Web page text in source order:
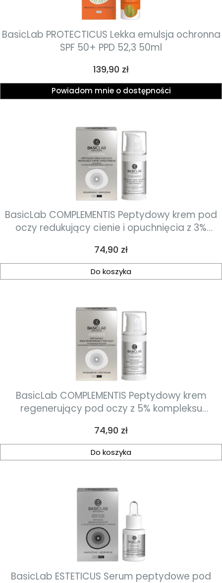
BasicLab PROTECTICUS Lekka emulsja ochronna
SPF 50+ PPD 52,3 50ml
Cena
139,90 zł
Powiadom mnie o dostępności
BasicLab COMPLEMENTIS Peptydowy krem pod
oczy redukujący cienie i opuchnięcia z 3%
lekkiej konsystencji 15ml
Cena
74,90 zł
Do koszyka
BasicLab COMPLEMENTIS Peptydowy krem
regenerujący pod oczy z 5% kompleksu
peptydów, 2% kompleksu czynników wzrostu,
fitosterolami o bogatej konsystencji 15ml
Cena
74,90 zł
Do koszyka
BasicLab ESTETICUS Serum peptydowe pod